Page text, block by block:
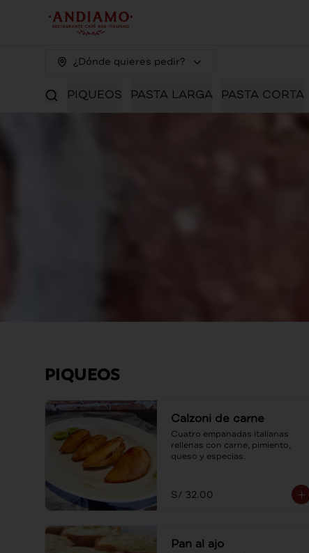
¿Dónde quieres pedir?
PIQUEOS PASTA LARGA PASTA CORTA
PIQUEOS
Calzoni de carne
Cuatro empanadas italianas
rellenas con carne, pimiento,
queso y especias.
S/ 32.00
Pan al ajo